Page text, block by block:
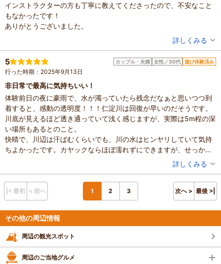
クを持っていたことがあるがもう初心者同様な
のでしっかりレクチャーに耳を傾ける、アドバ
イスで少しずつ感覚が蘇る最高の時でした。そ
る。最高でした。ありがとうございました。ま
た是非お邪魔したいと思っております。翌日写
ダウンロードは出来ていませんが美しいので家
に写真を飾ろうと考えています。
本当にありがとうございました、お世話になり
ました！
データプレゼント！／【ペットと一緒も♪】
参加：小学生以上か未就学児で船を漕ぐ場合 7,800円～
※最新のプラン内容はクチコミ投稿時と異なる場合があります。
予約時は必ずプラン詳細をご確認ください。
インストラクターの方も丁寧に教えてくださったので、不安なこと
もなかったです！
ありがとうございました。
滞在時間：1～2時間
人数：3人～5人
投稿日：2025年9月16日
詳しくみる
5 カップル・夫婦 女性／30代 遊び体験済み
行った時期：2025年9月13日
非日常で最高に気持ちいい！
体験前日の夜に豪雨で、水が濁っていたら残念だなぁと思いつつ到
着すると、感動の透明度！！！仁淀川は回復が早いのだそうです。
川底が見えるほど透き通っていて浅く感じますが、実際は5m程の深
い場所もあるとのこと。
快晴で、川辺は汗ばむくらいでも、川の水はヒンヤリしていて気持
ちよかったです。カヤックならほぼ濡れずにできますが、せっかく
なのでドボンと飛び込むことをおすすめします。このために水着買
スマホの持ち込みは自己責任ですが、ほとんどの方が持ち込んでい
るようです。自撮りしたり、スタッフ様にお渡しして写真を撮って
いただきました。後日ドローンの写真・動画もたくさん届きまし
た！ありがとうございます。
普段の旅行では食い倒れ・呑んだくればかりで、こういったアクテ
ィビティは久方ぶりでしたが、こんなに楽しいとは…！非日常が感
じられ、本当に行ってよかったです！
スタッフの皆様がとても親切で、楽しませていただきました。特に
滞在時間：2～3時間
設備の有無：駐車場、トイレ
投稿日：2025年9月16日
体験した高評価プラン
【高知県｜仁淀川・仁淀ブルー】クリアカヤック宙船（そら
ふね）体験／スイーツ付／カップル・ファミリーに♪／一眼
レフ＆4Kドローン撮影データプレゼント！
参加：小学生以上か未就学児で船を漕ぐ場合 7,800円～
※最新のプラン内容はクチコミ投稿時と異なる場合があります。
詳しくみる
|< 最初 < 前へ 1 2 3 次へ > 最後 >|
その他の周辺情報
周辺の観光スポット
周辺のご当地グルメ